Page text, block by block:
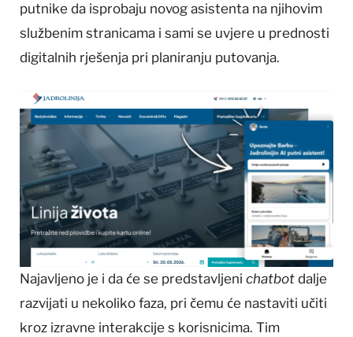
putnike da isprobaju novog asistenta na njihovim
službenim stranicama i sami se uvjere u prednosti
digitalnih rješenja pri planiranju putovanja.
Najavljeno je i da će se predstavljeni chatbot dalje
razvijati u nekoliko faza, pri čemu će nastaviti učiti
kroz izravne interakcije s korisnicima. Tim